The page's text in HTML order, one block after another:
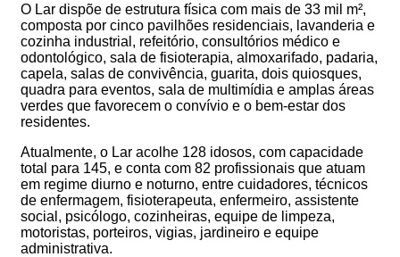
O Lar dispõe de estrutura física com mais de 33 mil m²,
composta por cinco pavilhões residenciais, lavanderia e
cozinha industrial, refeitório, consultórios médico e
odontológico, sala de fisioterapia, almoxarifado, padaria,
capela, salas de convivência, guarita, dois quiosques,
quadra para eventos, sala de multimídia e amplas áreas
verdes que favorecem o convívio e o bem-estar dos
residentes.
Atualmente, o Lar acolhe 128 idosos, com capacidade
total para 145, e conta com 82 profissionais que atuam
em regime diurno e noturno, entre cuidadores, técnicos
de enfermagem, fisioterapeuta, enfermeiro, assistente
social, psicólogo, cozinheiras, equipe de limpeza,
motoristas, porteiros, vigias, jardineiro e equipe
administrativa.